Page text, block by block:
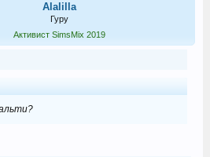
Alalilla
Гуру
Активист SimsMix 2019